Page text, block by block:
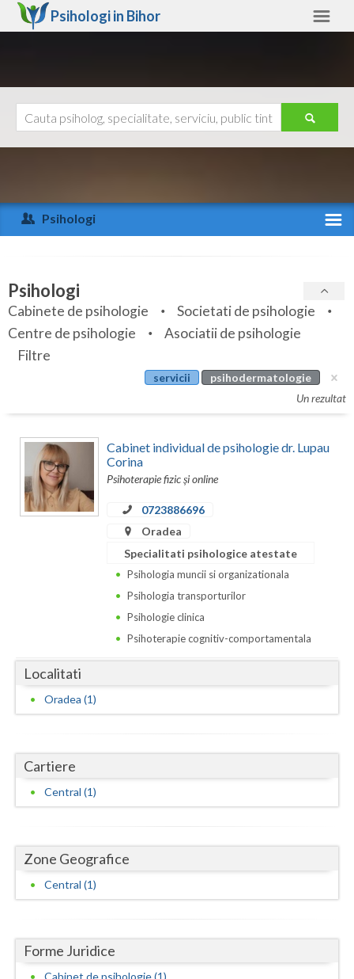
Psihologi in Bihor
Arad
Arges
Bihor
Bistrita-Nasaud
Botosani
Bucuresti
Buzau
Dambovita
Dolj
Giurgiu
Gorj
Hunedoara
Ialomita
Ilfov
Ajutor
Psihologi
Specialitati
Servicii
Articole
Cabinet
Membri
Psihologi
Cabinete de psihologie
Societati de psihologie
Centre de psihologie
Asociatii de psihologie
Filtre
servicii
psihodermatologie
Un rezultat
Cabinet individual de psihologie dr. Lupau
Corina
Psihoterapie fizic și online
0723886696
Oradea
Specialitati psihologice atestate
Psihologia muncii si organizationala
Psihologia transporturilor
Psihologie clinica
Psihoterapie cognitiv-comportamentala
Localitati
Oradea (1)
Cartiere
Central (1)
Zone Geografice
Central (1)
Forme Juridice